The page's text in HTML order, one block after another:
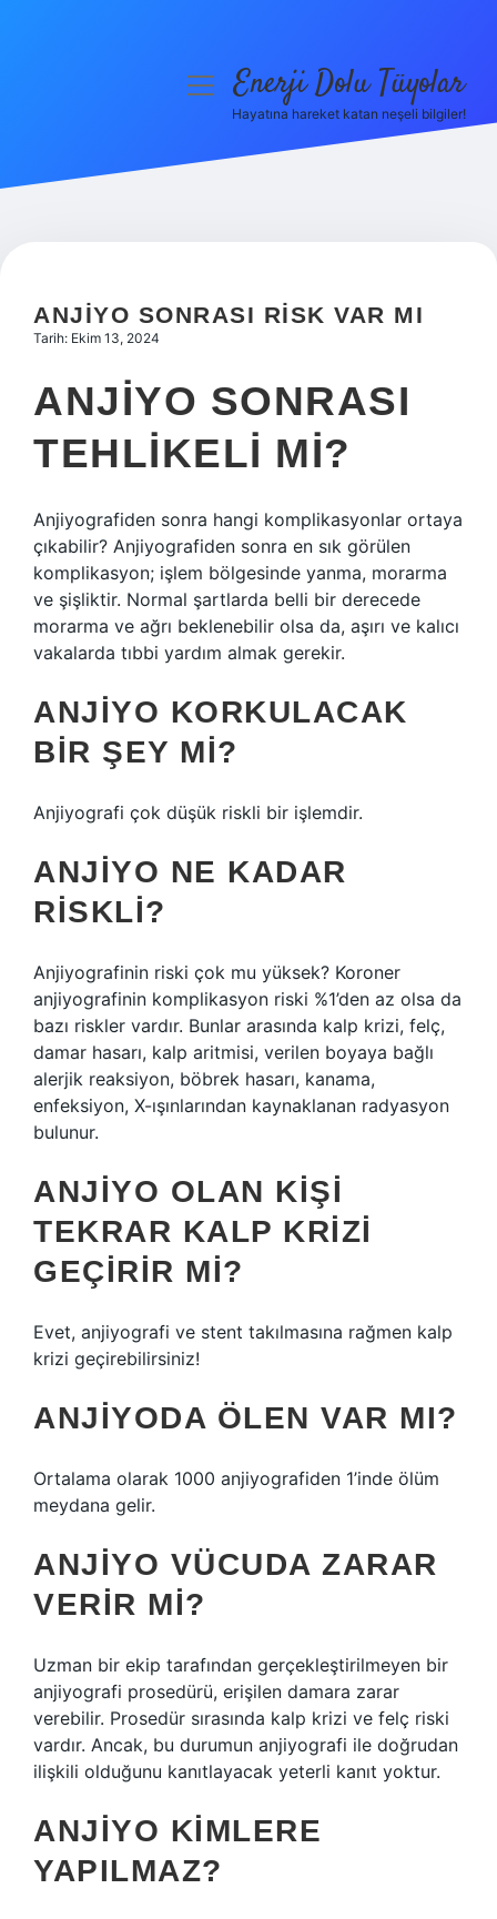
Hakkımızda
menüyüEnerji Dolu Tüyolar
Hayatına hareket katan neşeli bilgiler!
ANJIYO SONRASI RISK VAR MI
Tarih: Ekim 13, 2024
ANJIYO SONRASI
TEHLIKELI MI?
Anjiyografiden sonra hangi komplikasyonlar ortaya
çıkabilir? Anjiyografiden sonra en sık görülen
komplikasyon; işlem bölgesinde yanma, morarma
ve şişliktir. Normal şartlarda belli bir derecede
morarma ve ağrı beklenebilir olsa da, aşırı ve kalıcı
vakalarda tıbbi yardım almak gerekir.
ANJIYO KORKULACAK
BIR ŞEY MI?
Anjiyografi çok düşük riskli bir işlemdir.
ANJIYO NE KADAR
RISKLI?
Anjiyografinin riski çok mu yüksek? Koroner
anjiyografinin komplikasyon riski %1’den az olsa da
bazı riskler vardır. Bunlar arasında kalp krizi, felç,
damar hasarı, kalp aritmisi, verilen boyaya bağlı
alerjik reaksiyon, böbrek hasarı, kanama,
enfeksiyon, X-ışınlarından kaynaklanan radyasyon
bulunur.
ANJIYO OLAN KIŞI
TEKRAR KALP KRIZI
GEÇIRIR MI?
Evet, anjiyografi ve stent takılmasına rağmen kalp
krizi geçirebilirsiniz!
ANJIYODA ÖLEN VAR MI?
Ortalama olarak 1000 anjiyografiden 1’inde ölüm
meydana gelir.
ANJIYO VÜCUDA ZARAR
VERIR MI?
Uzman bir ekip tarafından gerçekleştirilmeyen bir
anjiyografi prosedürü, erişilen damara zarar
verebilir. Prosedür sırasında kalp krizi ve felç riski
vardır. Ancak, bu durumun anjiyografi ile doğrudan
ilişkili olduğunu kanıtlayacak yeterli kanıt yoktur.
ANJIYO KIMLERE
YAPILMAZ?